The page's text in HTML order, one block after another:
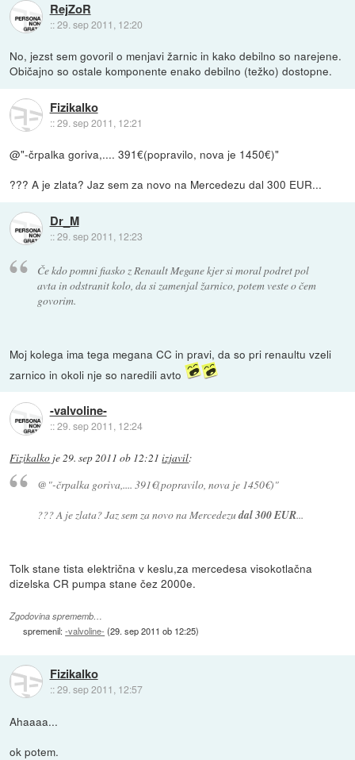
RejZoR
::29. sep 2011, 12:20
No, jezst sem govoril o menjavi žarnic in kako debilno so narejene.
Običajno so ostale komponente enako debilno (težko) dostopne.
Fizikalko
::29. sep 2011, 12:21
@"-črpalka goriva,.... 391€(popravilo, nova je 1450€)"
??? A je zlata? Jaz sem za novo na Mercedezu dal 300 EUR...
Dr_M
::29. sep 2011, 12:23
Če kdo pomni fiasko z Renault Megane kjer si moral podret pol
avta in odstranit kolo, da si zamenjal žarnico, potem veste o čem
govorim.
Moj kolega ima tega megana CC in pravi, da so pri renaultu vzeli
zarnico in okoli nje so naredili avto
-valvoline-
::29. sep 2011, 12:24
Fizikalko je29. sep 2011 ob 12:21 izjavil:
@"-črpalka goriva,.... 391€(popravilo, nova je 1450€)"
??? A je zlata? Jaz sem za novo na Mercedezudal 300 EUR...
Tolk stane tista električna v keslu,za mercedesa visokotlačna
dizelska CR pumpa stane čez 2000e.
Zgodovina sprememb…
spremenil:-valvoline- (29. sep 2011 ob 12:25)
Fizikalko
::29. sep 2011, 12:57
Ahaaaa...
ok potem.